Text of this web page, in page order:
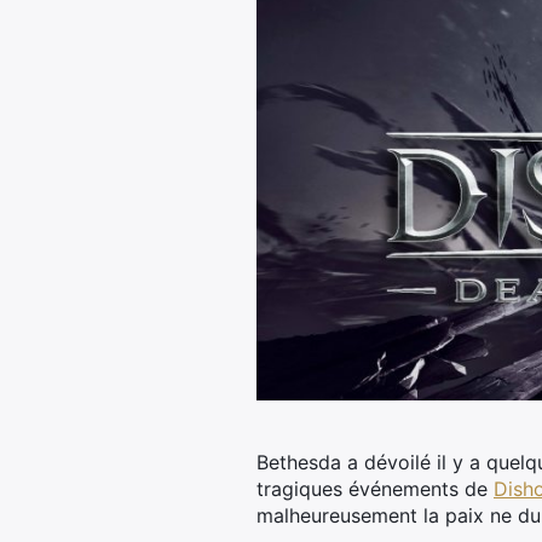
Bethesda a dévoilé il y a
tragiques événements de
malheureusement la paix ne